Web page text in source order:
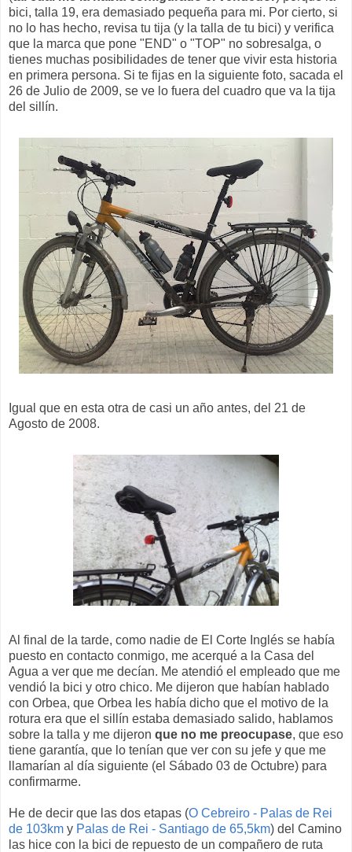
bici, talla 19, era demasiado pequeña para mi. Por cierto, si
no lo has hecho, revisa tu tija (y la talla de tu bici) y verifica
que la marca que pone "END" o "TOP" no sobresalga, o
tienes muchas posibilidades de tener que vivir esta historia
en primera persona. Si te fijas en la siguiente foto, sacada el
26 de Julio de 2009, se ve lo fuera del cuadro que va la tija
del sillín.
Igual que en esta otra de casi un año antes, del 21 de
Agosto de 2008.
Al final de la tarde, como nadie de El Corte Inglés se había
puesto en contacto conmigo, me acerqué a la Casa del
Agua a ver que me decían. Me atendió el empleado que me
vendió la bici y otro chico. Me dijeron que habían hablado
con Orbea, que Orbea les había dicho que el motivo de la
rotura era que el sillín estaba demasiado salido, hablamos
sobre la talla y me dijeron que no me preocupase, que eso
tiene garantía, que lo tenían que ver con su jefe y que me
llamarían al día siguiente (el Sábado 03 de Octubre) para
confirmarme.
He de decir que las dos etapas (O Cebreiro - Palas de Rei
de 103km y Palas de Rei - Santiago de 65,5km) del Camino
las hice con la bici de repuesto de un compañero de ruta